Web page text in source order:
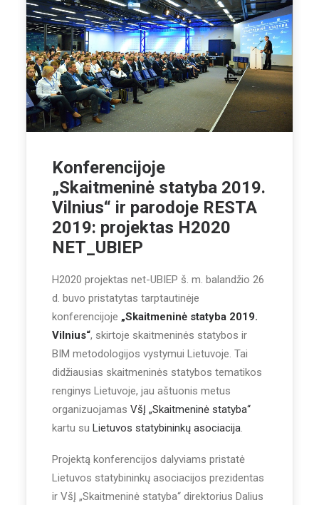
Konferencijoje
„Skaitmeninė statyba 2019.
Vilnius“ ir parodoje RESTA
2019: projektas H2020
NET_UBIEP
H2020 projektas net-UBIEP š. m. balandžio 26
d. buvo pristatytas tarptautinėje
konferencijoje „Skaitmeninė statyba 2019.
Vilnius“, skirtoje skaitmeninės statybos ir
BIM metodologijos vystymui Lietuvoje. Tai
didžiausias skaitmeninės statybos tematikos
renginys Lietuvoje, jau aštuonis metus
organizuojamas VšĮ „Skaitmeninė statyba“
kartu su Lietuvos statybininkų asociacija.
Projektą konferencijos dalyviams pristatė
Lietuvos statybininkų asociacijos prezidentas
ir VšĮ „Skaitmeninė statyba“ direktorius Dalius